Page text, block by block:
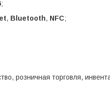
;
, Bluetooth, NFC;
розничная торговля,